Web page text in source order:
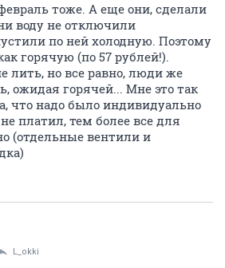
тоже. А еще они, сделали
воду не отключили
по ней холодную. Поэтому
горячую (по 57 рублей!).
лить, но все равно, люди же
ожидая горячей... Мне это так
что надо было индивидуально
платил, тем более все для
(отдельные вентили и
L_okki